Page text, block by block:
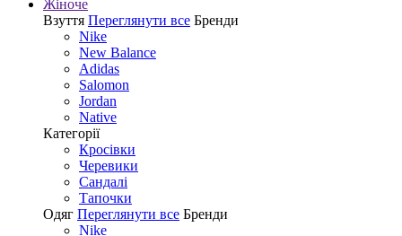
Жіноче
Взуття Переглянути все Бренди
Nike
New Balance
Adidas
Salomon
Jordan
Native
Категорії
Кросівки
Черевики
Сандалі
Tапочки
Одяг Переглянути все Бренди
Nike